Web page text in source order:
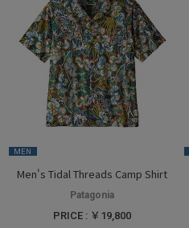
MEN
Men's Tidal Threads Camp Shirt
Patagonia
PRICE : ￥19,800